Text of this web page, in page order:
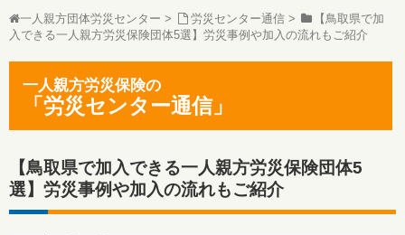
一人親方団体労災センター > 労災センター通信>
【鳥取県で加
入できる一人親方労災保険団体5選】労災事例や加入の流れもご紹介
一人親方労災保険の
「労災センター通信」
【鳥取県で加入できる一人親方労災保険団体5
選】労災事例や加入の流れもご紹介